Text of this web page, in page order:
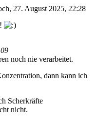
27. August 2025, 22:28
noch nie verarbeitet.
dann kann ich
Scherkräfte
nicht.